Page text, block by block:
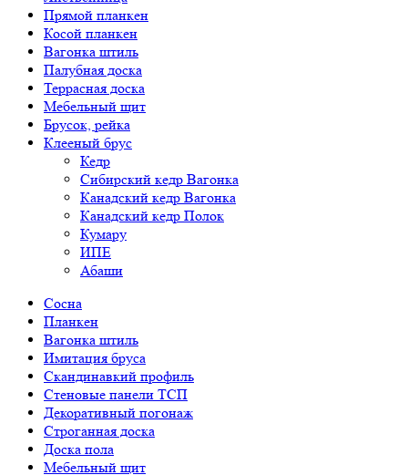
Прямой планкен
Косой планкен
Вагонка штиль
Палубная доска
Террасная доска
Мебельный щит
Брусок, рейка
Клееный брус
Кедр
Сибирский кедр Вагонка
Канадский кедр Вагонка
Канадский кедр Полок
Кумару
ИПЕ
Абаши
Сосна
Планкен
Вагонка штиль
Имитация бруса
Скандинавкий профиль
Стеновые панели ТСП
Декоративный погонаж
Строганная доска
Доска пола
Мебельный щит